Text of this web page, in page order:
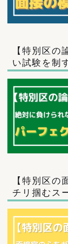
【特別区
い試験を制
【特別区の
チリ掴むス